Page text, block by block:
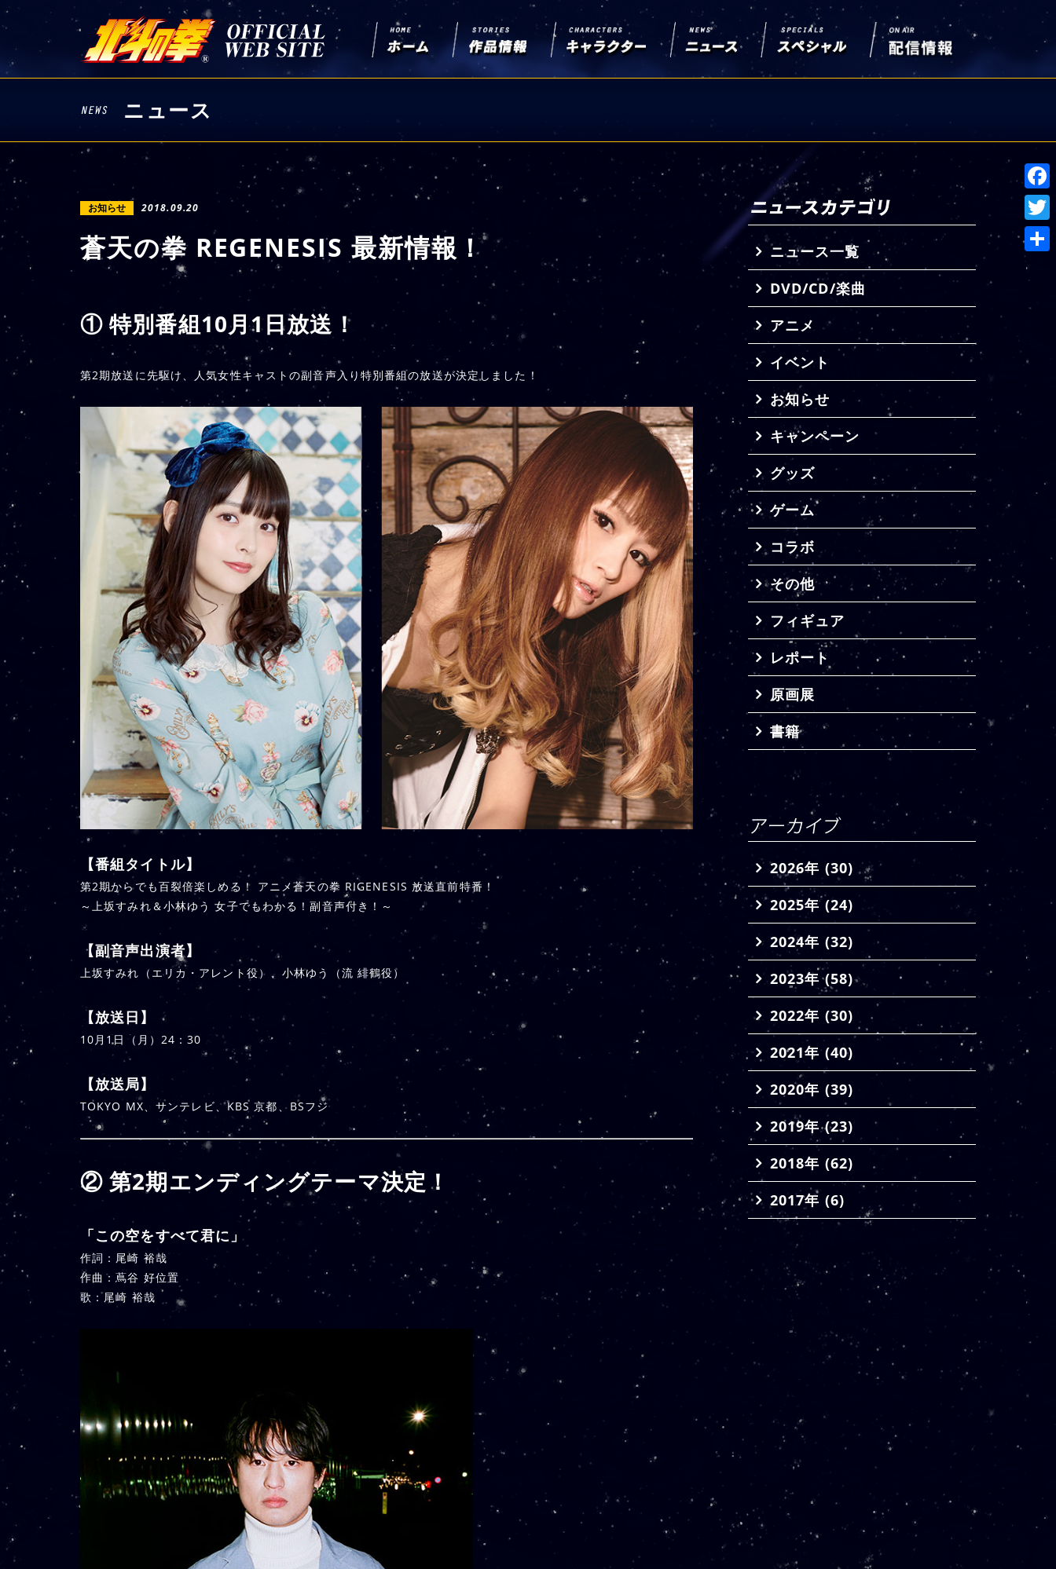
ニュース
お知らせ 2018.09.20
蒼天の拳 REGENESIS 最新情報！
① 特別番組10月1日放送！
第2期放送に先駆け、人気女性キャストの副音声入り特別番組の放送が決定しました！
【番組タイトル】
第2期からでも百裂倍楽しめる！ アニメ蒼天の拳 RIGENESIS 放送直前特番！
～上坂すみれ＆小林ゆう 女子でもわかる！副音声付き！～
【副音声出演者】
上坂すみれ（エリカ・アレント役）、小林ゆう（流 緋鶴役）
【放送日】
10月1日（月）24：30
【放送局】
TOKYO MX、サンテレビ、KBS 京都、BSフジ
② 第2期エンディングテーマ決定！
「この空をすべて君に」
作詞：尾崎 裕哉
作曲：蔦谷 好位置
歌：尾崎 裕哉
ニュース一覧
DVD/CD/楽曲
アニメ
イベント
お知らせ
キャンペーン
グッズ
ゲーム
コラボ
その他
フィギュア
レポート
原画展
書籍
2026年 (30)
2025年 (24)
2024年 (32)
2023年 (58)
2022年 (30)
2021年 (40)
2020年 (39)
2019年 (23)
2018年 (62)
2017年 (6)
共